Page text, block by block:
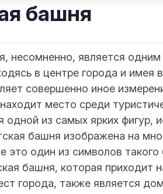
башня
несомненно, является
в центре города и имея
совершенно иное
место среди
одной из самых ярких фигур,
башня изображена на
это один из символов
башня, которая приходит
города, также является